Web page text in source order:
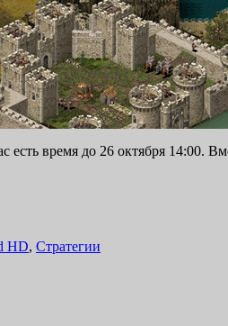
есть время до 26 октября 14:00.
HD, Стратегии